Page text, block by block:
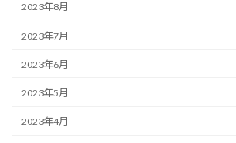
2023年8月
2023年7月
2023年6月
2023年5月
2023年4月